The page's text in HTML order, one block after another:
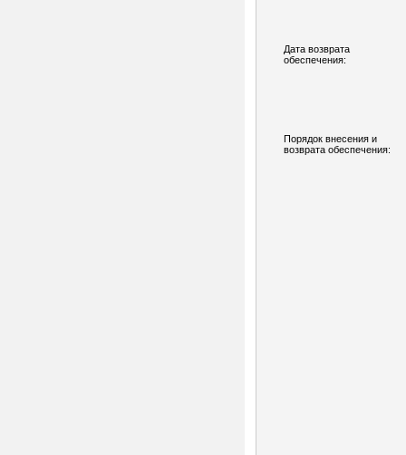
Дата возврата
обеспечения:
Порядок внесения и
возврата обеспечения: